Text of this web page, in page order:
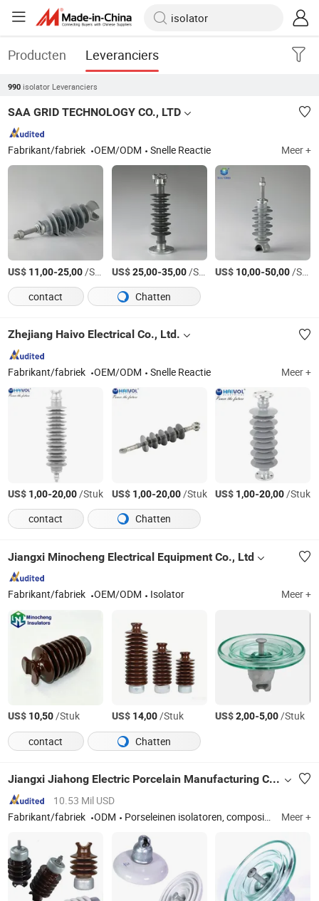
Producten Leveranciers
990 isolator Leveranciers
SAA GRID TECHNOLOGY CO., LTD
Fabrikant/fabriek OEM/ODM Snelle Reactie Meer +
US$ 11,00-25,00/Stuk US$25,00-35,00/Stuk US$ 10,00-50,00/Stuk
contact
Chatten
Zhejiang Haivo Electrical Co., Ltd.
Fabrikant/fabriek OEM/ODM Snelle Reactie Meer +
US$ 1,00-20,00/Stuk US$ 1,00-20,00/Stuk US$ 1,00-20,00/Stuk
contact
Chatten
Jiangxi Minocheng Electrical Equipment Co., Ltd
Fabrikant/fabriek OEM/ODM Isolator Meer +
US$ 10,50/Stuk US$ 14,00/Stuk US$2,00-5,00/Stuk
contact
Chatten
Jiangxi Jiahong Electric Porcelain Manufacturing Co., Ltd
10.53 Mil USD
Fabrikant/fabriek
ODM Porseleinen isolatoren, composietisolatoren, glazen isolatoren, hangisolatoren, lijnpostisolatoren, stationpostisolatoren, schakelisolatoren, pinisolatoren, spanningsisolatoren Meer +